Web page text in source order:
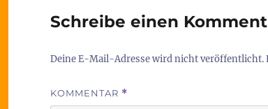
Schreibe einen
Deine E-Mail-Adresse wird nicht veröffentlicht.
KOMMENTAR *